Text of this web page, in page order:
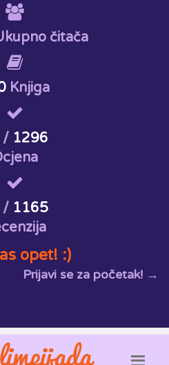
čitača
Knjiga
1296
1165
opet! :)
Prijavi se za početak! →